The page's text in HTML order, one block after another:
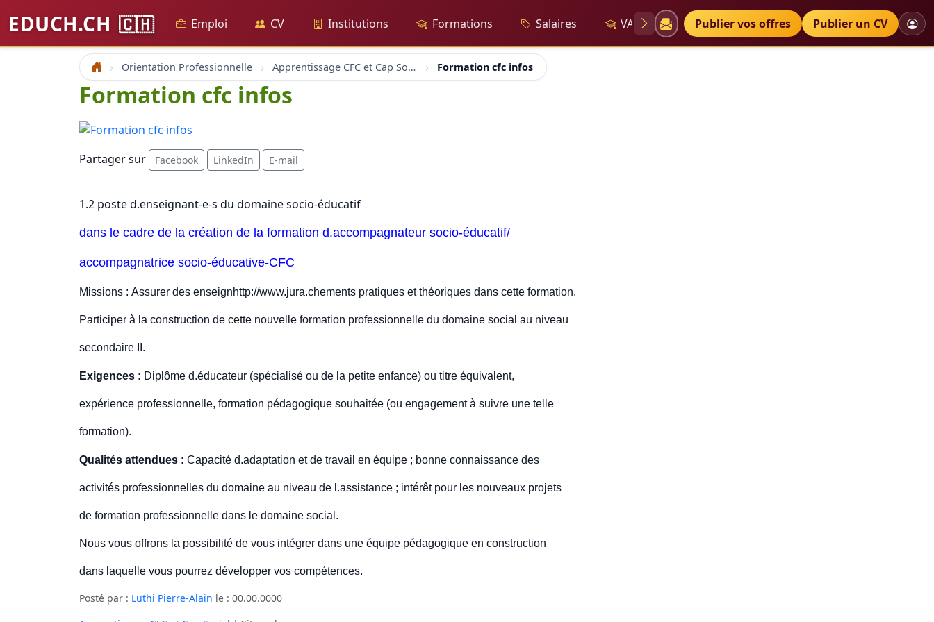
EDUCH.CH 🇨🇭 Emploi CV Institutions Formations Salaires VAE Diplômes Petites annonces
Publier vos offres Publier un CV
Accueil Orientation Professionnelle Apprentissage CFC et Cap Social Formation cfc infos
Formation cfc infos
Partager sur Facebook LinkedIn E-mail
1.2 poste d.enseignant-e-s du domaine socio-éducatif
dans le cadre de la création de la formation d.accompagnateur socio-éducatif/
accompagnatrice socio-éducative-CFC
Missions : Assurer des enseignhttp://www.jura.chements pratiques et théoriques dans cette formation.
Participer à la construction de cette nouvelle formation professionnelle du domaine social au niveau
secondaire II.
Exigences : Diplôme d.éducateur (spécialisé ou de la petite enfance) ou titre équivalent,
expérience professionnelle, formation pédagogique souhaitée (ou engagement à suivre une telle
formation).
Qualités attendues : Capacité d.adaptation et de travail en équipe ; bonne connaissance des
activités professionnelles du domaine au niveau de l.assistance ; intérêt pour les nouveaux projets
de formation professionnelle dans le domaine social.
Nous vous offrons la possibilité de vous intégrer dans une équipe pédagogique en construction
dans laquelle vous pourrez développer vos compétences.
Posté par : Luthi Pierre-Alain le : 00.00.0000